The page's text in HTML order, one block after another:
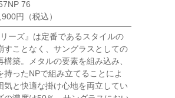
76
円（税込）
リーズ』は定番であるスタイルの
すことなく、サングラスとしての
構築。メタルの要素を組み込み、
持ったNPで組み立てることによ
気と快適な掛け心地を両立してい